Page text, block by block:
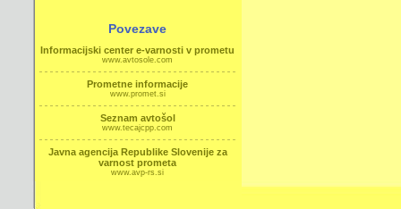
Povezave
Informacijski center e-varnosti v prometu
www.avtosole.com
Prometne informacije
www.promet.si
Seznam avtošol
www.tecajcpp.com
Javna agencija Republike Slovenije za
varnost prometa
www.avp-rs.si